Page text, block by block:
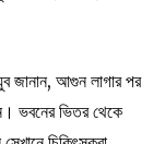
জানান, আগুন লাগার পর
ভবনের ভিতর থেকে